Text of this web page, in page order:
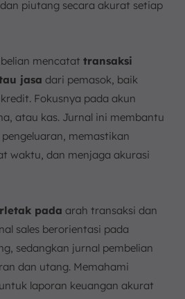
piutang secara akurat setiap
mencatat transaksi
jasa dari pemasok, baik
Fokusnya pada akun
atau kas. Jurnal ini membantu
memastikan
waktu, dan menjaga akurasi
pada arah transaksi dan
sales berorientasi pada
sedangkan jurnal pembelian
dan utang. Memahami
laporan keuangan akurat